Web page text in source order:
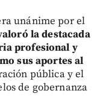
unánime por el
la destacada
profesional y
sus aportes al
pública y el
de gobernanza